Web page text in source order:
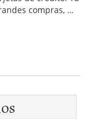
compras, …